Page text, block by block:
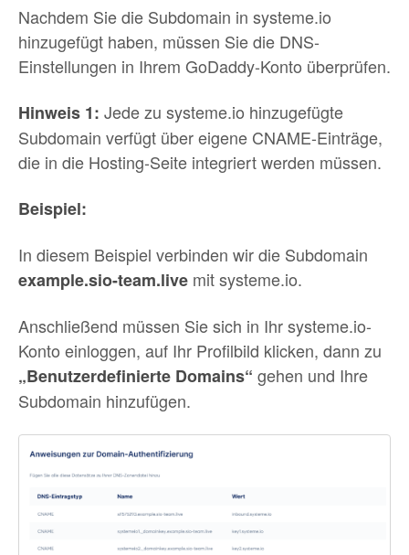
Nachdem Sie die Subdomain in systeme.io
hinzugefügt haben, müssen Sie die DNS-
Einstellungen in Ihrem GoDaddy-Konto überprüfen.
Hinweis 1: Jede zu systeme.io hinzugefügte
Subdomain verfügt über eigene CNAME-Einträge,
die in die Hosting-Seite integriert werden müssen.
Beispiel:
In diesem Beispiel verbinden wir die Subdomain
example.sio-team.live mit systeme.io.
Anschließend müssen Sie sich in Ihr systeme.io-
Konto einloggen, auf Ihr Profilbild klicken, dann zu
„Benutzerdefinierte Domains“ gehen und Ihre
Subdomain hinzufügen.